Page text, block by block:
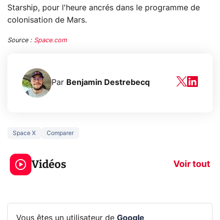
Starship, pour l'heure ancrés dans le programme de
colonisation de Mars.
Source : Space.com
Par Benjamin Destrebecq
Space X Comparer
Vidéos Voir tout
5 générations de
jeux dans la
prochaine Xbox !
navigation
Vous êtes un utilisateur de Google